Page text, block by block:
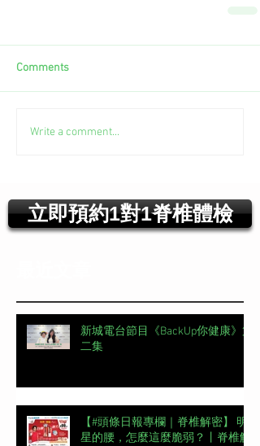
Comments
Write a comment...
立即預約1對1脊椎體檢
新城電台節目《BackUp你健康》第
二集
【#頭條日報專欄｜脊椎解密】 明
星的腰，怎麼這麼脆弱？丨脊椎解